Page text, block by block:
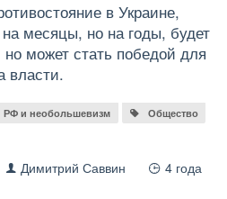
в Украине,
месяцы, но на годы, будет
может стать победой для
власти.
РФ и необольшевизм Общество
Димитрий Саввин
4 года